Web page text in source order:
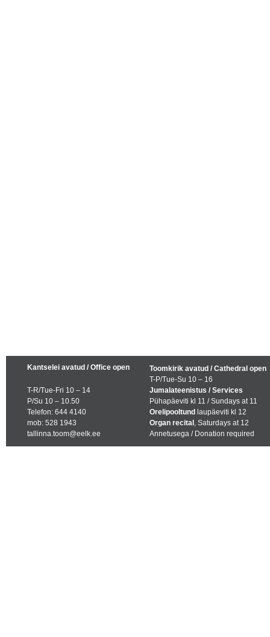
Kantselei avatud / Office open
T-R/Tue-Fri 10 – 14
P/Su 10 – 10.50
Telefon: 644 4140
mob: 528 1943
tallinna.toom@eelk.ee
Toomkirik avatud / Cathedral open
T-P/Tue-Su 10 – 16
Jumalateenistus / Services
Pühapäeviti kl 11 / Sundays at 11
Orelipooltund laupäeviti kl 12
Organ recital , Saturdays at 12
Annetusega / Donation required